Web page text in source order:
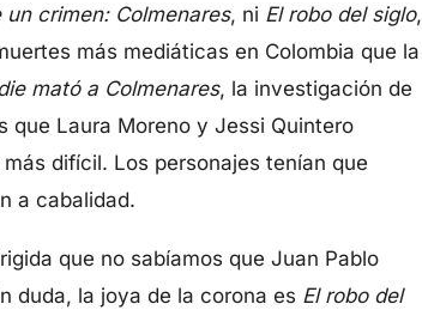
un crimen: Colmenares, ni El robo del siglo,
más mediáticas en Colombia que la
mató a Colmenares, la investigación de
que Laura Moreno y Jessi Quintero
difícil. Los personajes tenían que
a cabalidad.
que no sabíamos que Juan Pablo
duda, la joya de la corona es El robo del